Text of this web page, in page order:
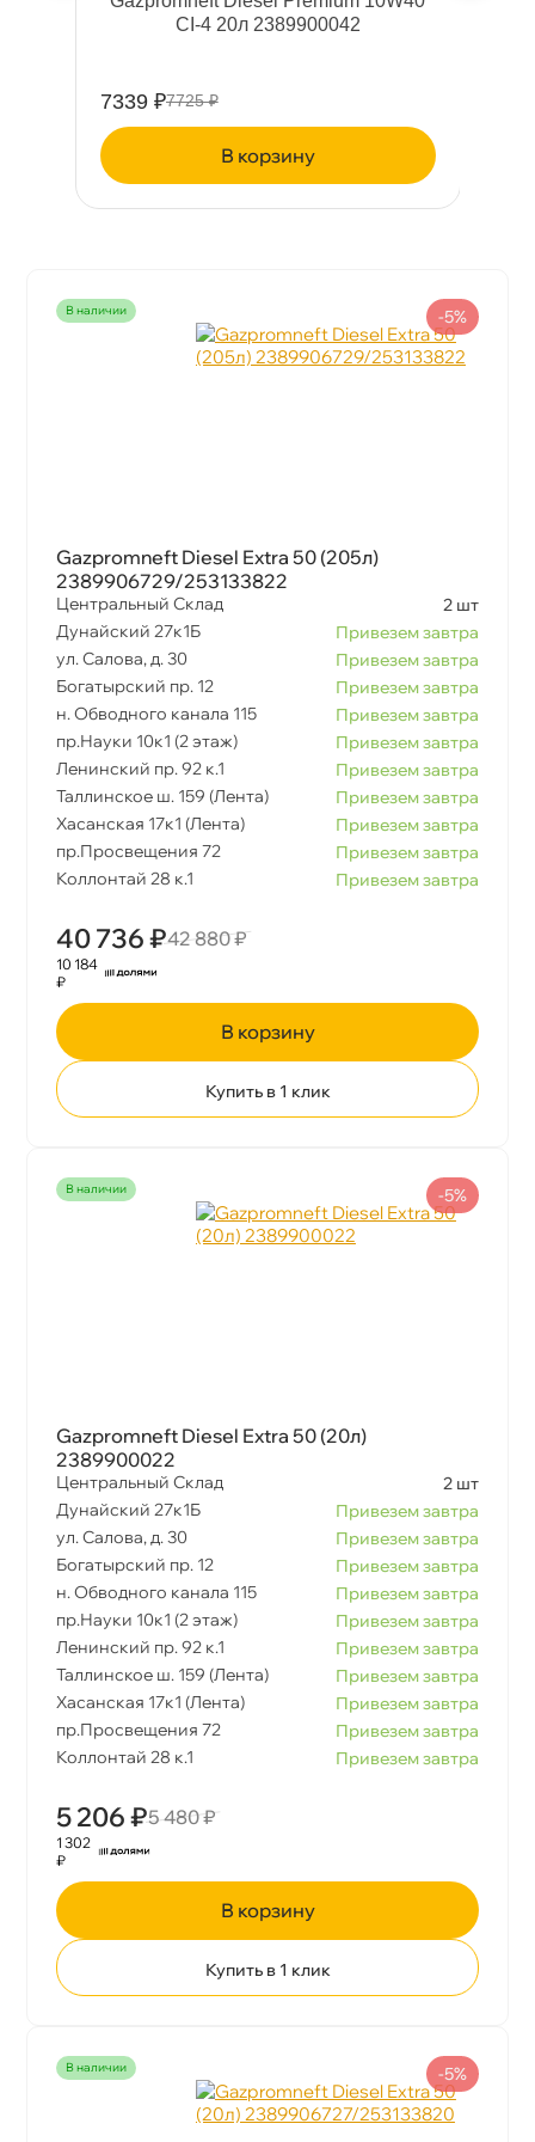
CI-4 20л 2389900042
7339 ₽7725 ₽
корзину
наличии
Gazpromneft Diesel Extra 50 (205л)
2389906729/253133822
Центральный Склад
2 шт
Дунайский 27к1Б
Привезем завтра
ул. Салова, д. 30
Привезем завтра
Богатырский пр. 12
Привезем завтра
н. Обводного канала 115
Привезем завтра
пр.Науки 10к1 (2 этаж)
Привезем завтра
Ленинский пр. 92 к.1
Привезем завтра
Таллинское ш. 159 (Лента)
Привезем завтра
Хасанская 17к1 (Лента)
Привезем завтра
пр.Просвещения 72
Привезем завтра
Коллонтай 28 к.1
Привезем завтра
40 736 ₽42 880 ₽
-5%
10 184
₽
корзину
Купить в 1 клик
наличии
Gazpromneft Diesel Extra 50 (20л)
2389900022
Центральный Склад
2 шт
Дунайский 27к1Б
Привезем завтра
ул. Салова, д. 30
Привезем завтра
Богатырский пр. 12
Привезем завтра
н. Обводного канала 115
Привезем завтра
пр.Науки 10к1 (2 этаж)
Привезем завтра
Ленинский пр. 92 к.1
Привезем завтра
Таллинское ш. 159 (Лента)
Привезем завтра
Хасанская 17к1 (Лента)
Привезем завтра
пр.Просвещения 72
Привезем завтра
Коллонтай 28 к.1
Привезем завтра
5 206 ₽5 480 ₽
-5%
1 302
₽
корзину
Купить в 1 клик
наличии -5%